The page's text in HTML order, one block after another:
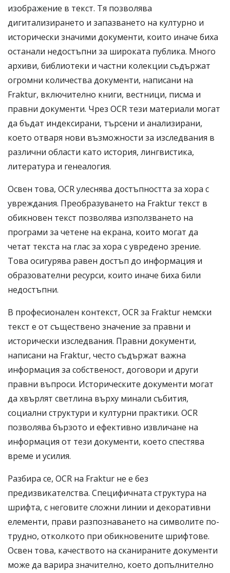
изображение в текст. Тя позволява
дигитализирането и запазването на културно и
исторически значими документи, които иначе биха
останали недостъпни за широката публика. Много
архиви, библиотеки и частни колекции съдържат
огромни количества документи, написани на
Fraktur, включително книги, вестници, писма и
правни документи. Чрез OCR тези материали могат
да бъдат индексирани, търсени и анализирани,
което отваря нови възможности за изследвания в
различни области като история, лингвистика,
литература и генеалогия.
Освен това, OCR улеснява достъпността за хора с
увреждания. Преобразуването на Fraktur текст в
обикновен текст позволява използването на
програми за четене на екрана, които могат да
четат текста на глас за хора с увредено зрение.
Това осигурява равен достъп до информация и
образователни ресурси, които иначе биха били
недостъпни.
В професионален контекст, OCR за Fraktur немски
текст е от съществено значение за правни и
исторически изследвания. Правни документи,
написани на Fraktur, често съдържат важна
информация за собственост, договори и други
правни въпроси. Историческите документи могат
да хвърлят светлина върху минали събития,
социални структури и културни практики. OCR
позволява бързото и ефективно извличане на
информация от тези документи, което спестява
време и усилия.
Разбира се, OCR на Fraktur не е без
предизвикателства. Специфичната структура на
шрифта, с неговите сложни линии и декоративни
елементи, прави разпознаването на символите по-
трудно, отколкото при обикновените шрифтове.
Освен това, качеството на сканираните документи
може да варира значително, което допълнително